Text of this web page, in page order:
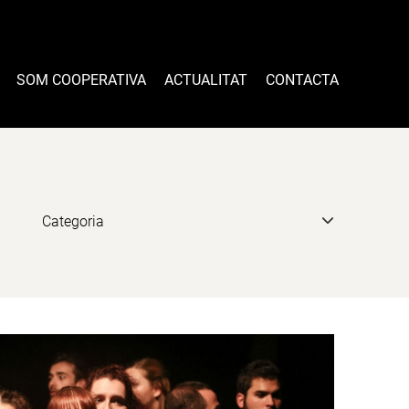
SOM COOPERATIVA ACTUALITAT CONTACTA